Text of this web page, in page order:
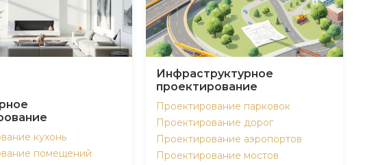
кухонь
помещений
Инфраструктурное
проектирование
Проектирование парковок
Проектирование дорог
Проектирование аэропортов
Проектирование мостов